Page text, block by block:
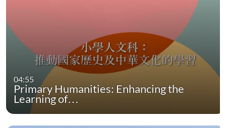
04:55
Primary Humanities: Enhancing the
Learning of…